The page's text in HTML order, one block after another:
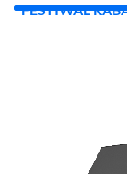
FESTIWAL